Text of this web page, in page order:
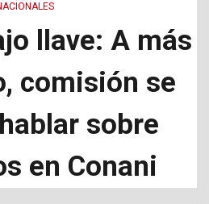
llave: A más
comisión se
sobre
en Conani